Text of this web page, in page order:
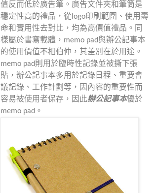
值反而低於廣告筆。廣告文件夾和筆筒是
穩定性高的禮品，從 logo印刷範圍、使用壽
命和實用性去對比，均為高價值禮品。同
樣屬於書寫載體， memo pad與辦公記事本
的使用價值不相伯仲，其差別在於用途。
memo pad則用於臨時性記錄並被撕下張
貼，辦公記事本多用於記錄日程、重要會
議記錄、工作計劃等，因內容的重要性而
容易被使用者保存，因此辦公記事本優於
memo pad 。